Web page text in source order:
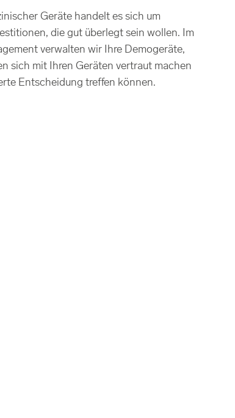
Geräte handelt es sich um
die gut überlegt sein wollen. Im
verwalten wir Ihre Demogeräte,
sich mit Ihren Geräten vertraut machen
Entscheidung treffen können.